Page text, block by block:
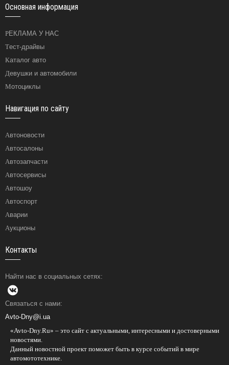
Основная информация
РЕКЛАМА У НАС
Тест-драйвы
Каталог авто
Девушки и автомобили
Мотоциклы
Навигация по сайту
Автоновости
Автосалоны
Автозапчасти
Автосервисы
Автошоу
Автоспорт
Аварии
Аукционы
Контакты
Найти нас в социальных сетях:
Связаться с нами:
Avto-Dny@i.ua
«Avto-Dny.Ru» – это сайт с актуальными, интересными и достоверными
новостями.
Данный новостной проект поможет быть в курсе событий в мире
автомототехнике.